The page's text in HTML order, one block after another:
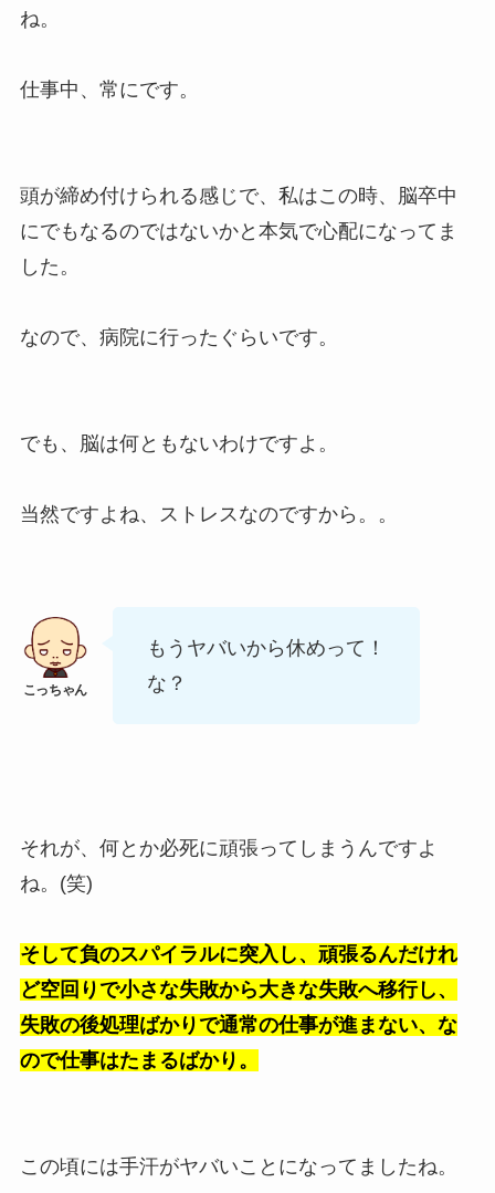
ね。
仕事中、常にです。
頭が締め付けられる感じで、私はこの時、脳卒中
にでもなるのではないかと本気で心配になってま
した。
なので、病院に行ったぐらいです。
でも、脳は何ともないわけですよ。
当然ですよね、ストレスなのですから。。
もうヤバいから休めって！
な？
それが、何とか必死に頑張ってしまうんですよ
ね。(笑)
そして負のスパイラルに突入し、頑張るんだけれ
ど空回りで小さな失敗から大きな失敗へ移行し、
失敗の後処理ばかりで通常の仕事が進まない、な
ので仕事はたまるばかり。
この頃には手汗がヤバいことになってましたね。